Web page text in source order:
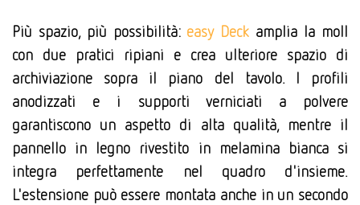
Più spazio, più possibilità: easy Deck amplia la moll
con due pratici ripiani e crea ulteriore spazio di
archiviazione sopra il piano del tavolo. I profili
anodizzati e i supporti verniciati a polvere
garantiscono un aspetto di alta qualità, mentre il
pannello in legno rivestito in melamina bianca si
integra perfettamente nel quadro d'insieme.
L'estensione può essere montata anche in un secondo